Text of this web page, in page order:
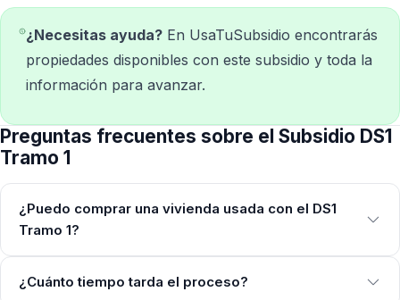
¿Necesitas ayuda? En UsaTuSubsidio encontrarás
propiedades disponibles con este subsidio y toda la
información para avanzar.
Preguntas frecuentes sobre el Subsidio DS1
Tramo 1
¿Puedo comprar una vivienda usada con el DS1
Tramo 1?
¿Cuánto tiempo tarda el proceso?